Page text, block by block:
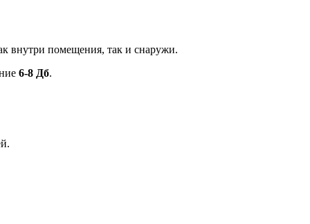
внутри помещения, так и снаружи.
6-8 Дб.